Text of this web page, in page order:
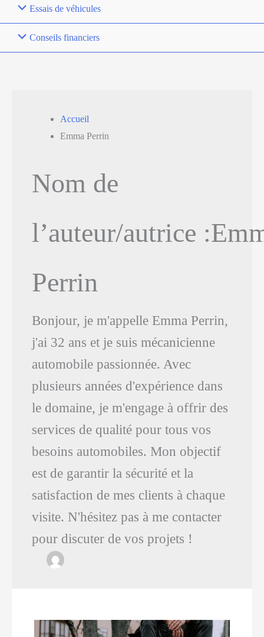
Essais de véhicules
Conseils financiers
Accueil
Emma Perrin
Nom de
l’auteur/autrice
Perrin
Bonjour, je m'appelle Emma Perrin,
j'ai 32 ans et je suis mécanicienne
automobile passionnée. Avec
plusieurs années d'expérience dans
le domaine, je m'engage à offrir des
services de qualité pour tous vos
besoins automobiles. Mon objectif
est de garantir la sécurité et la
satisfaction de mes clients à chaque
visite. N'hésitez pas à me contacter
pour discuter de vos projets !